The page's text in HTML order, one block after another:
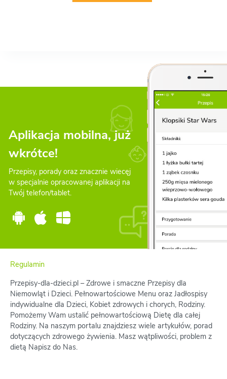
Aplikacja mobilna, już
wkrótce!
Przepisy, porady oraz znacznie wiecęj
w specjalnie opracowanej aplikacji na
Twój telefon/tablet.
Regulamin
Przepisy-dla-dzieci.pl – Zdrowe i smaczne Przepisy dla
Niemowląt i Dzieci. Pełnowartościowe Menu oraz Jadłospisy
indywidualne dla Dzieci, Kobiet zdrowych i chorych, Rodziny.
Pomożemy Wam ustalić pełnowartościową Dietę dla całej
Rodziny. Na naszym portalu znajdziesz wiele artykułów, porad
dotyczących zdrowego żywienia. Masz wątpliwości, problem z
dietą Napisz do Nas.